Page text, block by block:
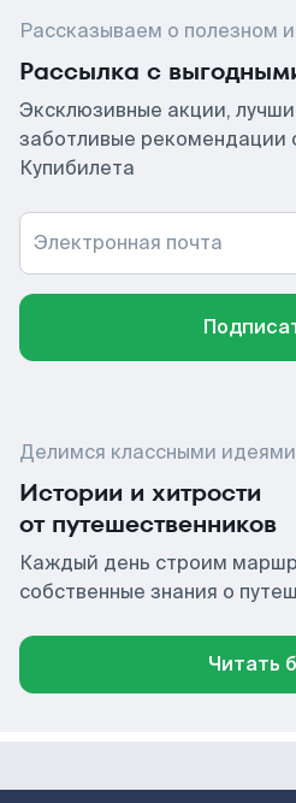
Рассказываем о полезном
Рассылка с
Эксклюзивные акции,
заботливые рекомендации
Купибилета
Электронная почта
Делимся классными идеями
Истории и хитрости
от путешественников
Каждый день строим
собственные знания о
Читать